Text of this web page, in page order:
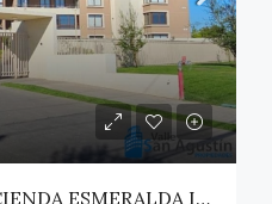
DEPTO EDIFICIO HACIENDA ESMERALDA II – TALCA